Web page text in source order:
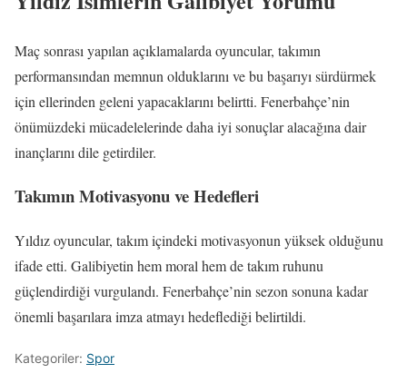
Maç sonrası yapılan açıklamalarda oyuncular, takımın
performansından memnun olduklarını ve bu başarıyı sürdürmek
için ellerinden geleni yapacaklarını belirtti. Fenerbahçe’nin
önümüzdeki mücadelelerinde daha iyi sonuçlar alacağına dair
inançlarını dile getirdiler.
Takımın Motivasyonu ve Hedefleri
Yıldız oyuncular, takım içindeki motivasyonun yüksek olduğunu
ifade etti. Galibiyetin hem moral hem de takım ruhunu
güçlendirdiği vurgulandı. Fenerbahçe’nin sezon sonuna kadar
önemli başarılara imza atmayı hedeflediği belirtildi.
Kategoriler: Spor